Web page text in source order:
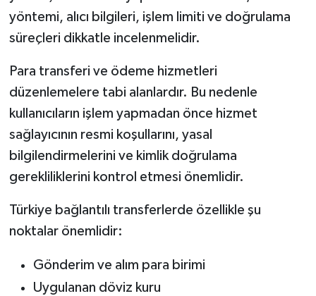
yöntemi, alıcı bilgileri, işlem limiti ve doğrulama
süreçleri dikkatle incelenmelidir.
Para transferi ve ödeme hizmetleri
düzenlemelere tabi alanlardır. Bu nedenle
kullanıcıların işlem yapmadan önce hizmet
sağlayıcının resmi koşullarını, yasal
bilgilendirmelerini ve kimlik doğrulama
gerekliliklerini kontrol etmesi önemlidir.
Türkiye bağlantılı transferlerde özellikle şu
noktalar önemlidir:
Gönderim ve alım para birimi
Uygulanan döviz kuru